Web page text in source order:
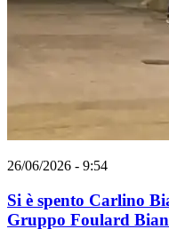
26/06/2026 - 9:54
Si è spento Carlino
Gruppo Foulard